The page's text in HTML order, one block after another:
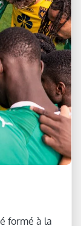
formé à la